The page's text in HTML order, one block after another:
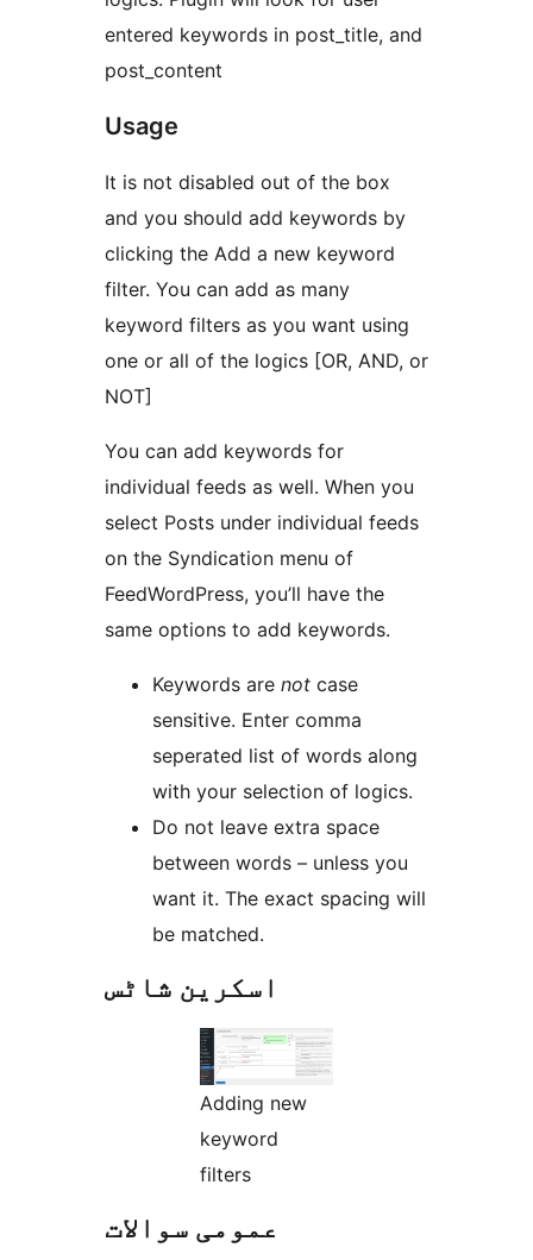
entered keywords in post_title, and
post_content
Usage
It is not disabled out of the box
and you should add keywords by
clicking the Add a new keyword
filter. You can add as many
keyword filters as you want using
one or all of the logics [OR, AND, or
NOT]
You can add keywords for
individual feeds as well. When you
select Posts under individual feeds
on the Syndication menu of
FeedWordPress, you’ll have the
same options to add keywords.
Keywords are not case
sensitive. Enter comma
seperated list of words along
with your selection of logics.
Do not leave extra space
between words – unless you
want it. The exact spacing will
be matched.
اسکرین شاٹس
Adding new
keyword
filters
عمومی سوالات